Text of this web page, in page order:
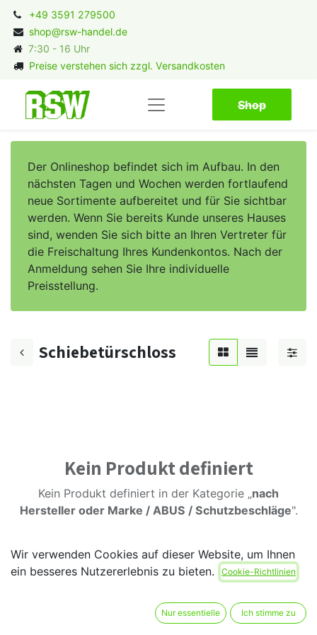
+49 3591 279500
shop@rsw-handel.de
7:30 - 16 Uhr
Preise verstehen sich zzgl. Versandkosten
Shop​​​​
Der Onlineshop befindet sich im Aufbau. In den
nächsten Tagen und Wochen werden fortlaufend
neue Sortimente aufbereitet und für Sie sichtbar
werden. Wenn Sie bereits Kunde unseres Hauses
sind, wenden Sie sich bitte an Ihren Vertreter für
die Freischaltung Ihres Kundenkontos. Nach der
Anmeldung sehen Sie Ihre individuelle
Preisstellung.
Schiebetürschloss
Kein Produkt definiert
Kein Produkt definiert in der Kategorie „nach
Hersteller oder Marke / ABUS / Schutzbeschläge".
Wir verwenden Cookies auf dieser Website, um Ihnen
ein besseres Nutzererlebnis zu bieten.
Cookie-Richtlinien
Nur essentielle Ich stimme zu